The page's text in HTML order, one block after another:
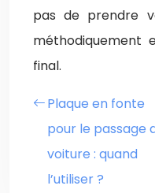
pas de prendre
final.
Plaque en fonte
pour le passage
voiture : quand
l’utiliser ?